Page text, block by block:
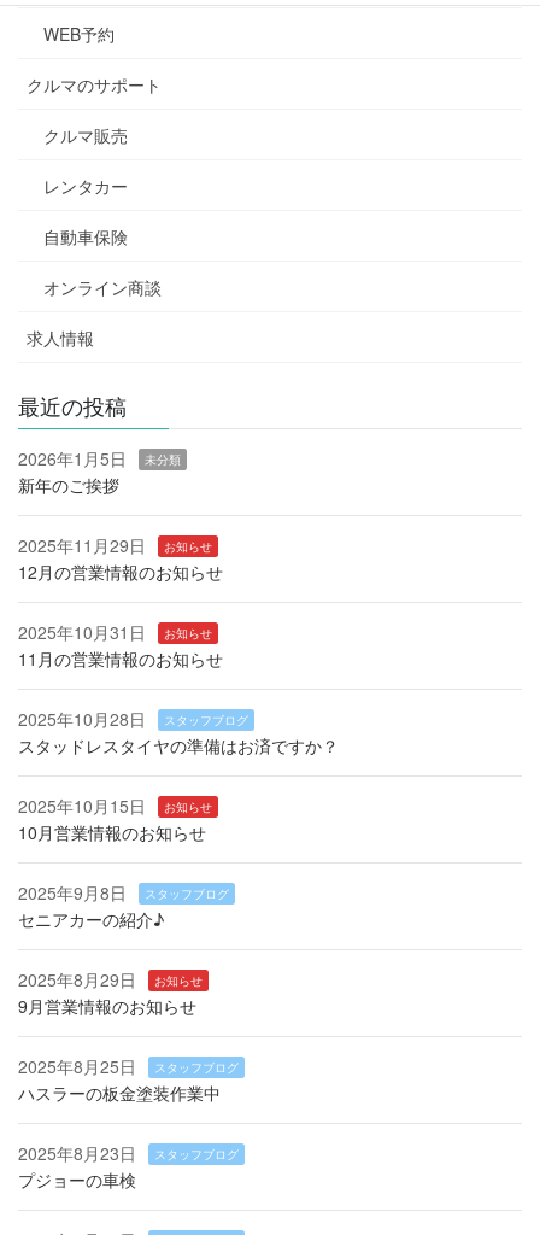
WEB予約
クルマのサポート
クルマ販売
レンタカー
自動車保険
オンライン商談
求人情報
最近の投稿
2026年1月5日 未分類
新年のご挨拶
2025年11月29日 お知らせ
12月の営業情報のお知らせ
2025年10月31日 お知らせ
11月の営業情報のお知らせ
2025年10月28日 スタッフブログ
スタッドレスタイヤの準備はお済ですか？
2025年10月15日 お知らせ
10月営業情報のお知らせ
2025年9月8日 スタッフブログ
セニアカーの紹介♪
2025年8月29日 お知らせ
9月営業情報のお知らせ
2025年8月25日 スタッフブログ
ハスラーの板金塗装作業中
2025年8月23日 スタッフブログ
プジョーの車検